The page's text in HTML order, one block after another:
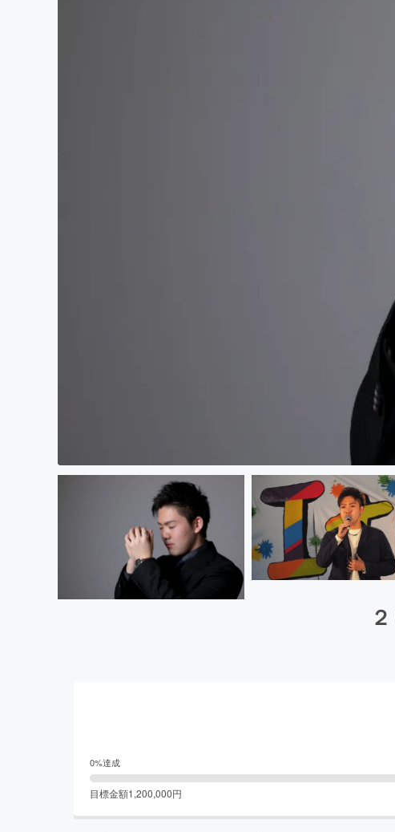
0%達成
目標金額1,200,000円